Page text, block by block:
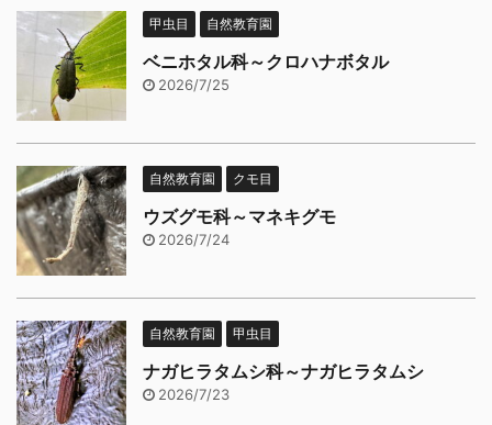
甲虫目 自然教育園
ベニホタル科～クロハナボタル
2026/7/25
自然教育園 クモ目
ウズグモ科～マネキグモ
2026/7/24
自然教育園 甲虫目
ナガヒラタムシ科～ナガヒラタムシ
2026/7/23